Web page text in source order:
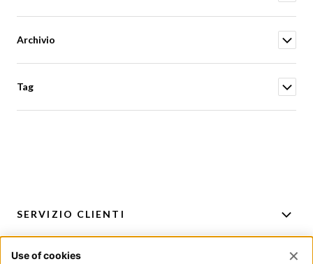
Archivio
Tag
SERVIZIO CLIENTI